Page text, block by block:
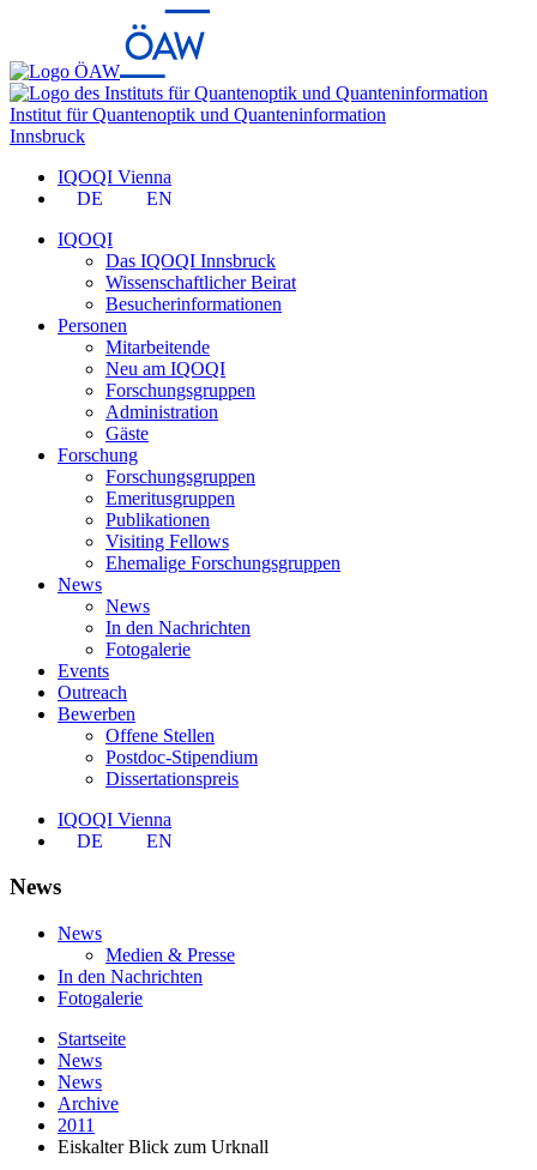
Institut für Quantenoptik und Quanteninformation
Innsbruck
IQOQI Vienna
DE
EN
IQOQI
Das IQOQI Innsbruck
Wissenschaftlicher Beirat
Besucherinformationen
Personen
Mitarbeitende
Neu am IQOQI
Forschungsgruppen
Administration
Gäste
Forschung
Forschungsgruppen
Emeritusgruppen
Publikationen
Visiting Fellows
Ehemalige Forschungsgruppen
News
News
In den Nachrichten
Fotogalerie
Events
Outreach
Bewerben
Offene Stellen
Postdoc-Stipendium
Dissertationspreis
IQOQI Vienna
DE
EN
News
News
Medien & Presse
In den Nachrichten
Fotogalerie
Startseite
News
News
Archive
2011
Eiskalter Blick zum Urknall